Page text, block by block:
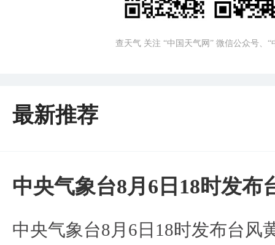
查天气 关注 “中国天气网” 微信公众号、
最新推荐
中央气象台8月6日18时发布
中央气象台8月6日18时发布台风